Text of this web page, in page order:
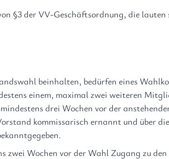
§3 der VV-Geschäftsordnung, die lauten
beinhalten, bedürfen eines
einem, maximal zwei weiteren
drei Wochen vor der
kommissarisch ernannt und über
zwei Wochen vor der Wahl Zugang zu